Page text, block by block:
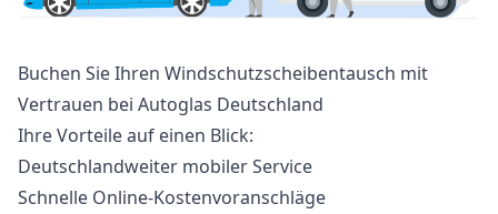
Buchen Sie Ihren Windschutzscheibentausch mit
Vertrauen bei Autoglas Deutschland
Ihre Vorteile auf einen Blick:
Deutschlandweiter mobiler Service
Schnelle Online-Kostenvoranschläge